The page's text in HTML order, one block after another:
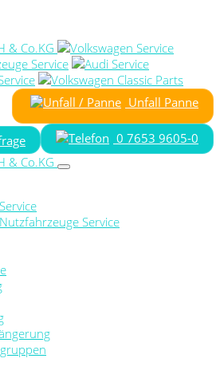
Unfall Panne
0 7653 9605-0
Service